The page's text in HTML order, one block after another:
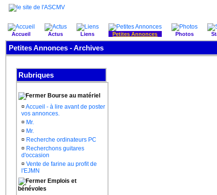
Accueil Actus Liens Petites Annonces Photos
Petites Annonces - Archives
Rubriques
Bourse au matériel
¤Accueil - à lire avant de poster
vos annonces.
¤ Mr.
¤ Mr.
¤ Recherche ordinateurs PC
¤ Recherchons guitares
d'occasion
¤Vente de farine au profit de
l'EJMN
Emplois et
bénévoles